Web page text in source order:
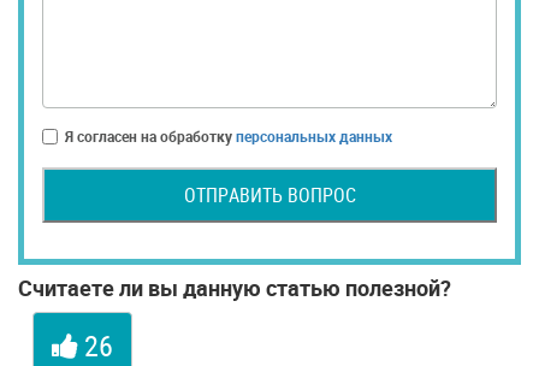
Я согласен на обработкуперсональных данных
ОТПРАВИТЬ ВОПРОС
Считаете ли вы данную статью полезной?
26